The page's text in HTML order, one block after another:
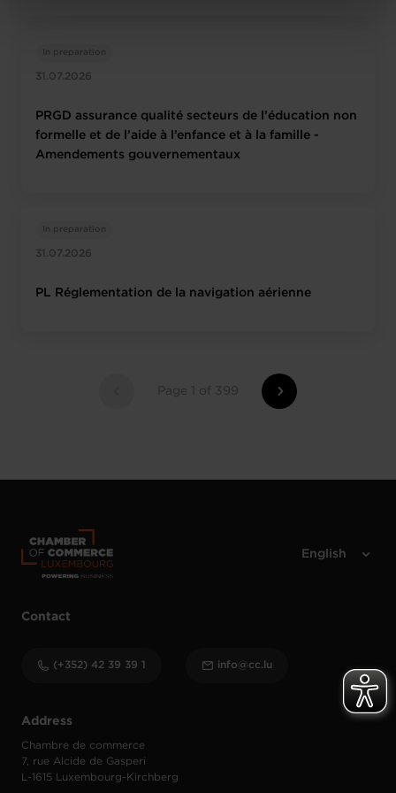
31.07.2026
PRGD assurance qualité secteurs de l’éducation non
formelle et de l’aide à l’enfance et à la famille -
Amendements gouvernementaux
31.07.2026
In preparation
PL Réglementation de la navigation aérienne
Page 1 of 399
Address
Chambre de commerce
7, rue Alcide de Gasperi
L-1615 Luxembourg-Kirchberg
Contact
(+352) 42 39 39 1 info@cc.lu